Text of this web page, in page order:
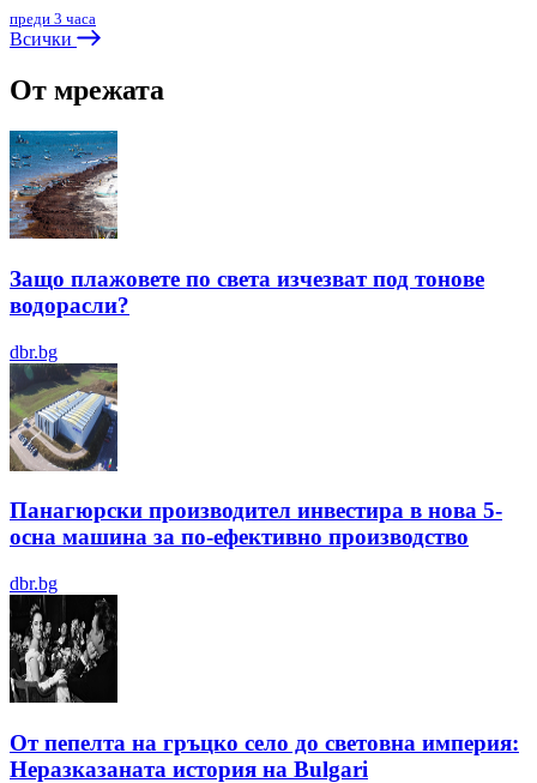
преди 3 часа
Всички
От мрежата
Защо плажовете по света изчезват под тонове
водорасли?
dbr.bg
Панагюрски производител инвестира в нова 5-
осна машина за по-ефективно производство
dbr.bg
От пепелта на гръцко село до световна империя:
Неразказаната история на Bulgari